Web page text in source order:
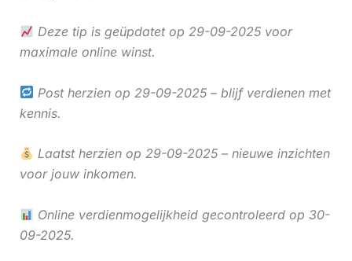
Deze tip is geüpdatet op 29-09-2025 voor
maximale online winst.
Post herzien op 29-09-2025 – blijf verdienen met
kennis.
Laatst herzien op 29-09-2025 – nieuwe inzichten
voor jouw inkomen.
Online verdienmogelijkheid gecontroleerd op 30-
09-2025.